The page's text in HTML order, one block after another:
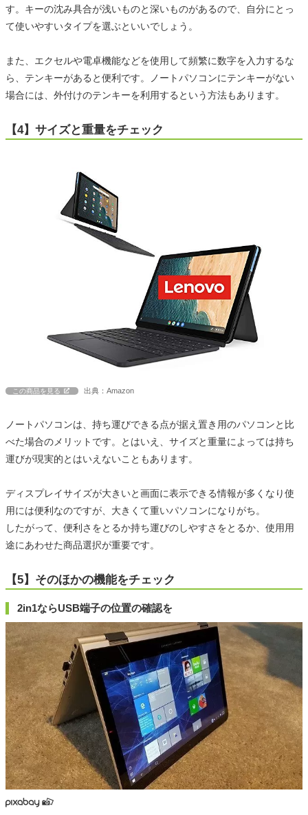
す。キーの沈み具合が浅いものと深いものがあるので、自分にとっ
て使いやすいタイプを選ぶといいでしょう。
また、エクセルや電卓機能などを使用して頻繁に数字を入力するな
ら、テンキーがあると便利です。ノートパソコンにテンキーがない
場合には、外付けのテンキーを利用するという方法もあります。
【4】サイズと重量をチェック
この商品を見る 出典：Amazon
ノートパソコンは、持ち運びできる点が据え置き用のパソコンと比
べた場合のメリットです。とはいえ、サイズと重量によっては持ち
運びが現実的とはいえないこともあります。
ディスプレイサイズが大きいと画面に表示できる情報が多くなり使
用には便利なのですが、大きくて重いパソコンになりがち。
したがって、便利さをとるか持ち運びのしやすさをとるか、使用用
途にあわせた商品選択が重要です。
【5】そのほかの機能をチェック
2in1ならUSB端子の位置の確認を